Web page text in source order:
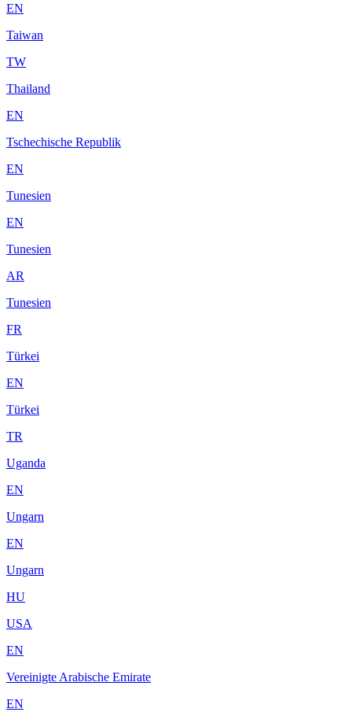
EN
Taiwan
TW
Thailand
EN
Tschechische Republik
EN
Tunesien
EN
Tunesien
AR
Tunesien
FR
Türkei
EN
Türkei
TR
Uganda
EN
Ungarn
EN
Ungarn
HU
USA
EN
Vereinigte Arabische Emirate
EN